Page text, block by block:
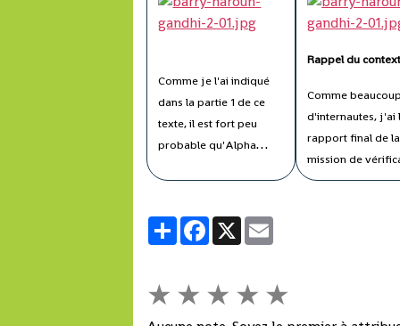
Comme je l'ai indiqué
dans la partie 1 de ce
texte, il est fort peu
probable qu'Alpha
accepte de transiger sur
processus électoral,
des 16-18
Novembre
2012
Rappel du
Comme beaucoup
d'internautes, j'ai
rapport final de la
mission de
de la mise en
PartagerFacebook
X
★ ★ ★ ★ ★